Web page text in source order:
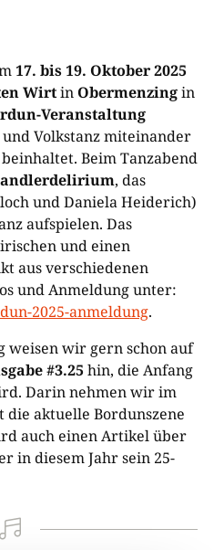
17. bis 19. Oktober 2025
WirtinObermenzingin
Veranstaltung
Volkstanz miteinander
Beim Tanzabend
, das
und Daniela Heiderich)
aufspielen. Das
und einen
aus verschiedenen
und Anmeldung unter:
2025-anmeldung.
weisen wir gern schon auf
#3.25hin, die Anfang
Darin nehmen wir im
aktuelle Bordunszene
auch einen Artikel über
in diesem Jahr sein 25-
